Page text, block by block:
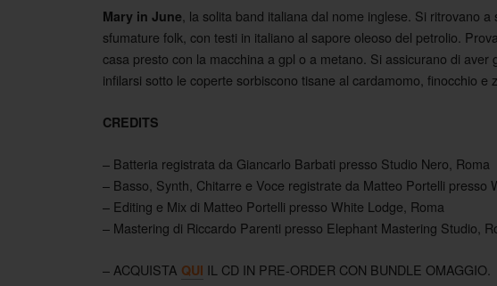
Mary in June, la solita band italiana dal nome inglese. Si ritrovano
sfumature folk, con testi in italiano al sapore oleoso del petrolio.
casa presto con la macchina a gpl o a metano. Si assicurano di
infilarsi sotto le coperte sorbiscono tisane al cardamomo, finocchio e
CREDITS
– Batteria registrata da Giancarlo Barbati presso Studio Nero, Roma
– Basso, Synth, Chitarre e Voce registrate da Matteo Portelli presso
– Editing e Mix di Matteo Portelli presso White Lodge, Roma
– Mastering di Riccardo Parenti presso Elephant Mastering Studio,
– ACQUISTA QUI IL CD IN PRE-ORDER CON BUNDLE OMAGGIO.